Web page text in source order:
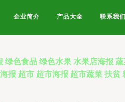
企业简介 产品大全 联系我们
色食品 绿色水果 水果店海报
报 超市 超市海报 超市蔬菜 扶贫